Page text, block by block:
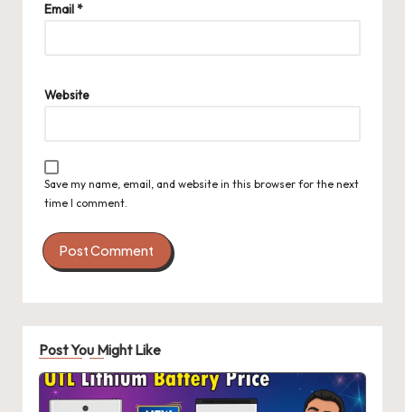
Email*
Website
Save my name, email, and website in this browser for the next
time I comment.
Post You Might Like